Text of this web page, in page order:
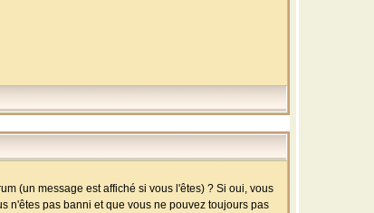
(un message est affiché si vous l'êtes) ? Si oui, vous
n'êtes pas banni et que vous ne pouvez toujours pas